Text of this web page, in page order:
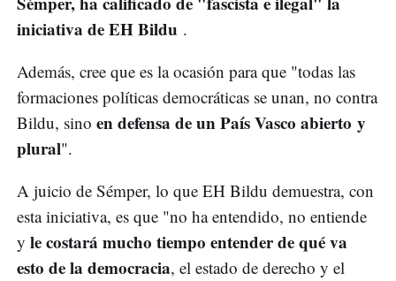
iniciativa de EH Bildu .
Además, cree que es la ocasión para que "todas las
formaciones políticas democráticas se unan, no contra
Bildu, sino en defensa de un País Vasco abierto y
plural".
A juicio de Sémper, lo que EH Bildu demuestra, con
esta iniciativa, es que "no ha entendido, no entiende
y le costará mucho tiempo entender de qué va
esto de la democracia, el estado de derecho y el